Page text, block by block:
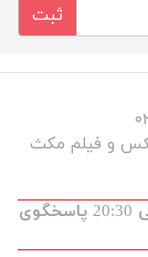
ثبت
شنبه تا پنجشنبه از ساعت 9 الی 13 و 16:30 الی 20:30 پاسخگوی